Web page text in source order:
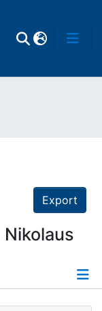
Export